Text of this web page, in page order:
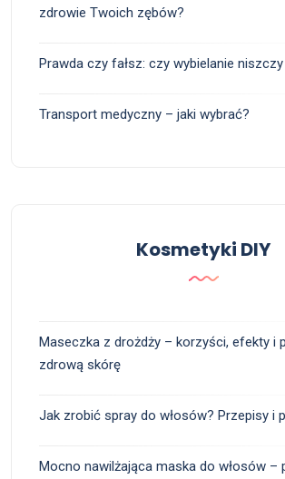
zdrowie Twoich zębów?
Prawda czy fałsz: czy wybielanie
Transport medyczny – jaki wybrać?
Kosmetyki DIY
Maseczka z drożdży – korzyści, efekty i
zdrową skórę
Jak zrobić spray do włosów? Przepisy i
Mocno nawilżająca maska do włosów –